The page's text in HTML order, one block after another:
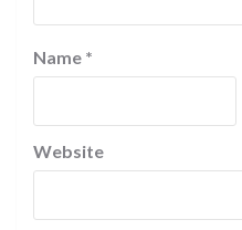
Name *
Website